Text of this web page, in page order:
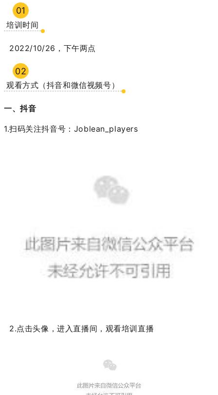
01
培训时间
2022/10/26，下午两点
02
观看方式（抖音和微信视频号）
一、抖音
1.扫码关注抖音号：Joblean_players
2.点击头像，进入直播间，观看培训直播